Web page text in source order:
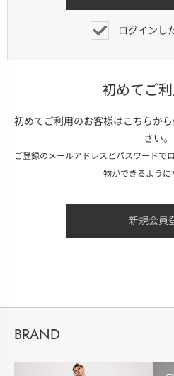
ログインし
初めてご
初めてご利用のお客様はこちらか
さい。
ご登録のメールアドレスとパスワードで
物ができるように
BRAND